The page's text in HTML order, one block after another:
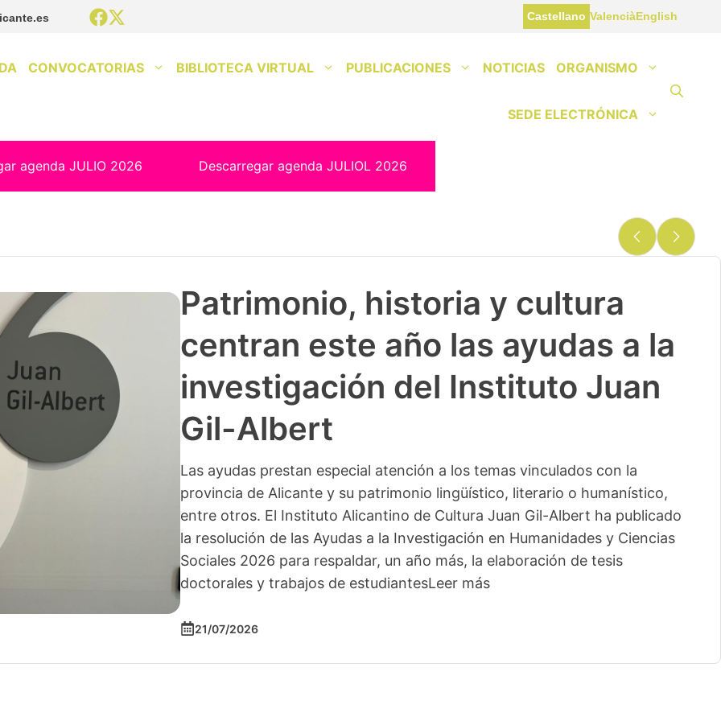
Castellano ValenciàEnglish
CONVOCATORIAS BIBLIOTECA VIRTUAL PUBLICACIONES NOTICIAS ORGANISMO
SEDE ELECTRÓNICA
agenda JULIO 2026 Descarregar agenda JULIOL 2026
Patrimonio, historia y cultura
centran este año las ayudas a la
investigación del Instituto Juan
Gil-Albert
Las ayudas prestan especial atención a los temas vinculados con la
provincia de Alicante y su patrimonio lingüístico, literario o humanístico,
entre otros. El Instituto Alicantino de Cultura Juan Gil-Albert ha publicado
la resolución de las Ayudas a la Investigación en Humanidades y Ciencias
Sociales 2026 para respaldar, un año más, la elaboración de tesis
doctorales y trabajos de estudiantesLeer más
21/07/2026